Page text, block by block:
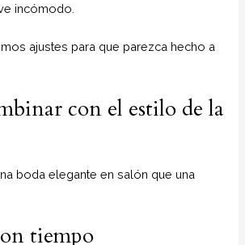
incómodo.
ajustes para que parezca hecho a
con el estilo de la
boda elegante en salón que una
tiempo